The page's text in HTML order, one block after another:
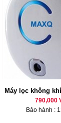
Máy lọc không
790,000
Bảo hành :